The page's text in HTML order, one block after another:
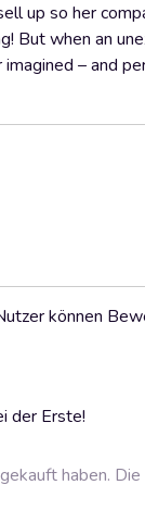
up so her
But when an
– and
der Erste!
können
haben.